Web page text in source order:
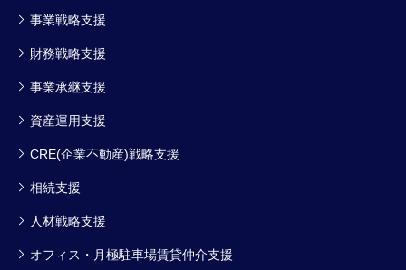
事業戦略支援
財務戦略支援
事業承継支援
資産運用支援
CRE(企業不動産)戦略支援
相続支援
人材戦略支援
オフィス・月極駐車場賃貸仲介支援